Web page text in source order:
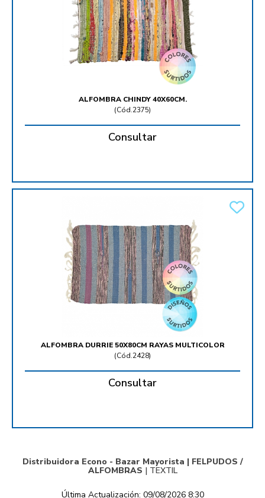
ALFOMBRA CHINDY 40X60CM.
(Cód.2375)
Consultar
ALFOMBRA DURRIE 50X80CM RAYAS MULTICOLOR
(Cód.2428)
Consultar
Distribuidora Econo - Bazar Mayorista | FELPUDOS /
ALFOMBRAS | TEXTIL
Última Actualización: 09/08/2026 8:30